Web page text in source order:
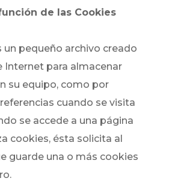
de las Cookies
un pequeño archivo creado
Internet para almacenar
su equipo, como por
cuando se visita
se accede a una página
cookies, ésta solicita al
guarde una o más cookies